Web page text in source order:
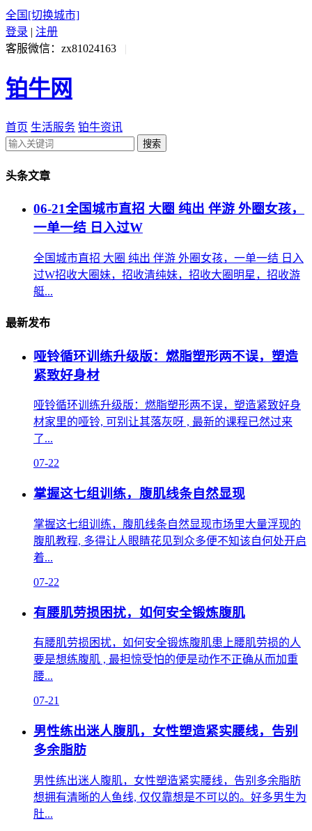
全国 [切换城市]
登录 | 注册
客服微信：zx81024163
|
铂牛网
首页 生活服务 铂牛资讯
搜索
头条文章
06-21全国城市直招 大圈 纯出 伴游 外圈女孩，
一单一结 日入过W
全国城市直招 大圈 纯出 伴游 外圈女孩，一单一结 日入
过W招收大圈妹，招收清纯妹，招收大圈明星，招收游
艇...
最新发布
哑铃循环训练升级版：燃脂塑形两不误，塑造
紧致好身材
哑铃循环训练升级版：燃脂塑形两不误，塑造紧致好身
材家里的哑铃, 可别让其落灰呀 , 最新的课程已然过来
了...
07-22
掌握这七组训练，腹肌线条自然显现
掌握这七组训练，腹肌线条自然显现市场里大量浮现的
腹肌教程, 多得让人眼睛花见到众多便不知该自何处开启
着...
07-22
有腰肌劳损困扰，如何安全锻炼腹肌
有腰肌劳损困扰，如何安全锻炼腹肌患上腰肌劳损的人
要是想练腹肌 , 最担惊受怕的便是动作不正确从而加重
腰...
07-21
男性练出迷人腹肌，女性塑造紧实腰线，告别
多余脂肪
男性练出迷人腹肌，女性塑造紧实腰线，告别多余脂肪
想拥有清晰的人鱼线, 仅仅靠想是不可以的。好多男生为
肚...